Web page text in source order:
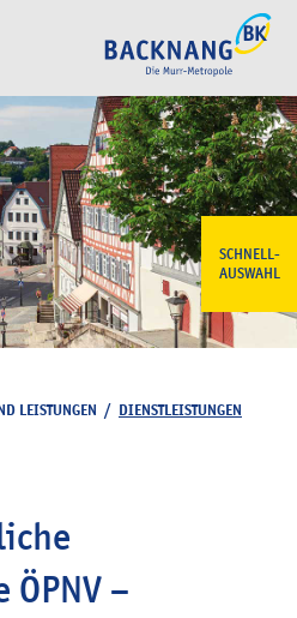
SCHNELL-
AUSWAHL
LEISTUNGEN / DIENSTLEISTUNGEN
–